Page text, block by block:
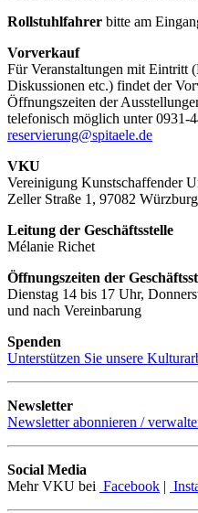
Rollstuhlfahrer bitte am
Vorverkauf
Für Veranstaltungen mit Eintritt
Diskussionen etc.) findet der
Öffnungszeiten der
telefonisch möglich unter 0931-
reservierung@spitaele.de
VKU
Vereinigung Kunstschaffender
Zeller Straße 1, 97082
Leitung der Geschäftsstelle
Mélanie Richet
Öffnungszeiten der
Dienstag 14 bis 17 Uhr,
und nach Vereinbarung
Spenden
Unterstützen Sie unsere
Newsletter
Newsletter abonnieren /
Social Media
Mehr VKU bei Facebook |